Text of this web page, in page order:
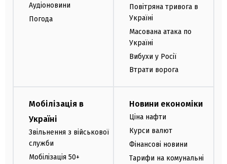
Аудіоновини
Погода
Повітряна тривога в
Україні
Масована атака по
Україні
Вибухи у Росії
Втрати ворога
Мобілізація в
Україні
Звільнення з військової
служби
Мобілізація 50+
Новини економіки
Ціна нафти
Курси валют
Фінансові новини
Тарифи на комунальні